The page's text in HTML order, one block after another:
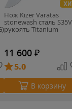
Нож Kizer Varatas
stonewash сталь
рукоять Titanium
11 600 ₽
5.0
В корзину